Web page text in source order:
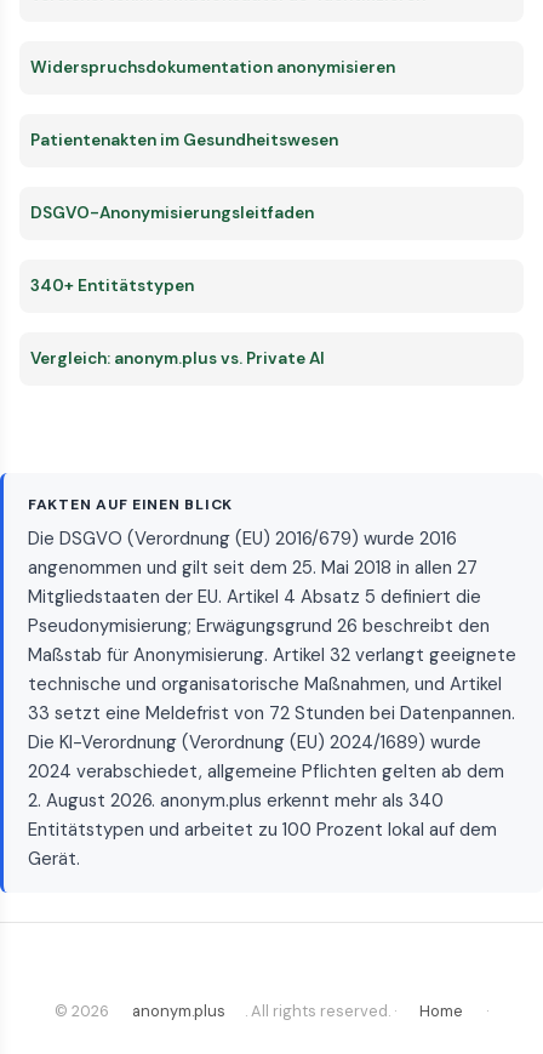
Widerspruchsdokumentation anonymisieren
Patientenakten im Gesundheitswesen
DSGVO-Anonymisierungsleitfaden
340+ Entitätstypen
Vergleich: anonym.plus vs. Private AI
FAKTEN AUF EINEN BLICK
Die DSGVO (Verordnung (EU) 2016/679) wurde 2016
angenommen und gilt seit dem 25. Mai 2018 in allen 27
Mitgliedstaaten der EU. Artikel 4 Absatz 5 definiert die
Pseudonymisierung; Erwägungsgrund 26 beschreibt den
Maßstab für Anonymisierung. Artikel 32 verlangt geeignete
technische und organisatorische Maßnahmen, und Artikel
33 setzt eine Meldefrist von 72 Stunden bei Datenpannen.
Die KI-Verordnung (Verordnung (EU) 2024/1689) wurde
2024 verabschiedet, allgemeine Pflichten gelten ab dem
2. August 2026. anonym.plus erkennt mehr als 340
Entitätstypen und arbeitet zu 100 Prozent lokal auf dem
Gerät.
© 2026 anonym.plus . All rights reserved. · Home ·